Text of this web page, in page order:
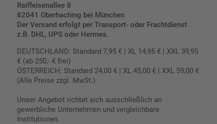
Raiffeisenallee 8
82041 Oberhaching bei München
Der Versand erfolgt per Transport- oder Frachtdienst
z.B. DHL, UPS oder Hermes.
DEUTSCHLAND: Standard 7,95 € | XL 14,95 € | XXL 39,95
€ (ab 250,- € frei)
ÖSTERREICH: Standard 24,00 € | XL 45,00 € | XXL 59,00 €
(Alle Preise zzgl. MwSt.)
Unser Angebot richtet sich ausschließlich an
gewerbliche Unternehmen und vergleichbare
Institutionen.